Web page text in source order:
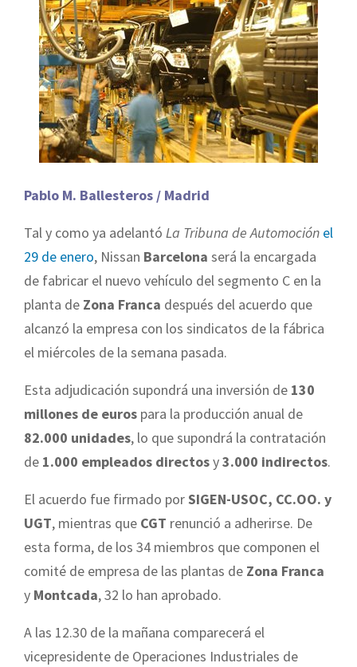
Pablo M. Ballesteros / Madrid
Tal y como ya adelantó La Tribuna de Automoción el
29 de enero, Nissan Barcelona será la encargada
de fabricar el nuevo vehículo del segmento C en la
planta de Zona Franca después del acuerdo que
alcanzó la empresa con los sindicatos de la fábrica
el miércoles de la semana pasada.
Esta adjudicación supondrá una inversión de 130
millones de euros para la producción anual de
82.000 unidades, lo que supondrá la contratación
de 1.000 empleados directosy3.000 indirectos.
El acuerdo fue firmado porSIGEN-USOC, CC.OO. y
UGT, mientras que CGT renunció a adherirse. De
esta forma, de los 34 miembros que componen el
comité de empresa de las plantas de Zona Franca
y Montcada, 32 lo han aprobado.
A las 12.30 de la mañana comparecerá el
vicepresidente de Operaciones Industriales de